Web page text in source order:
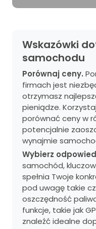
Wskazówki
samochodu
Porównaj ceny.
firmach jest
otrzymasz
pieniądze.
porównać ceny w
potencjalnie
wynajmie
Wybierz
samochód,
spełnia Twoje
pod uwagę takie
oszczędność
funkcje, takie jak
znaleźć idealne